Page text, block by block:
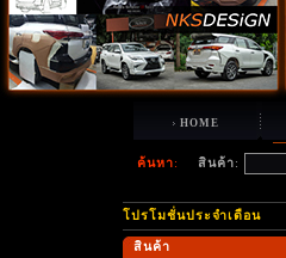
HOME
ค้นหา: สินค้า:
ปรโมชั่นประจำเดือน
สินค้า